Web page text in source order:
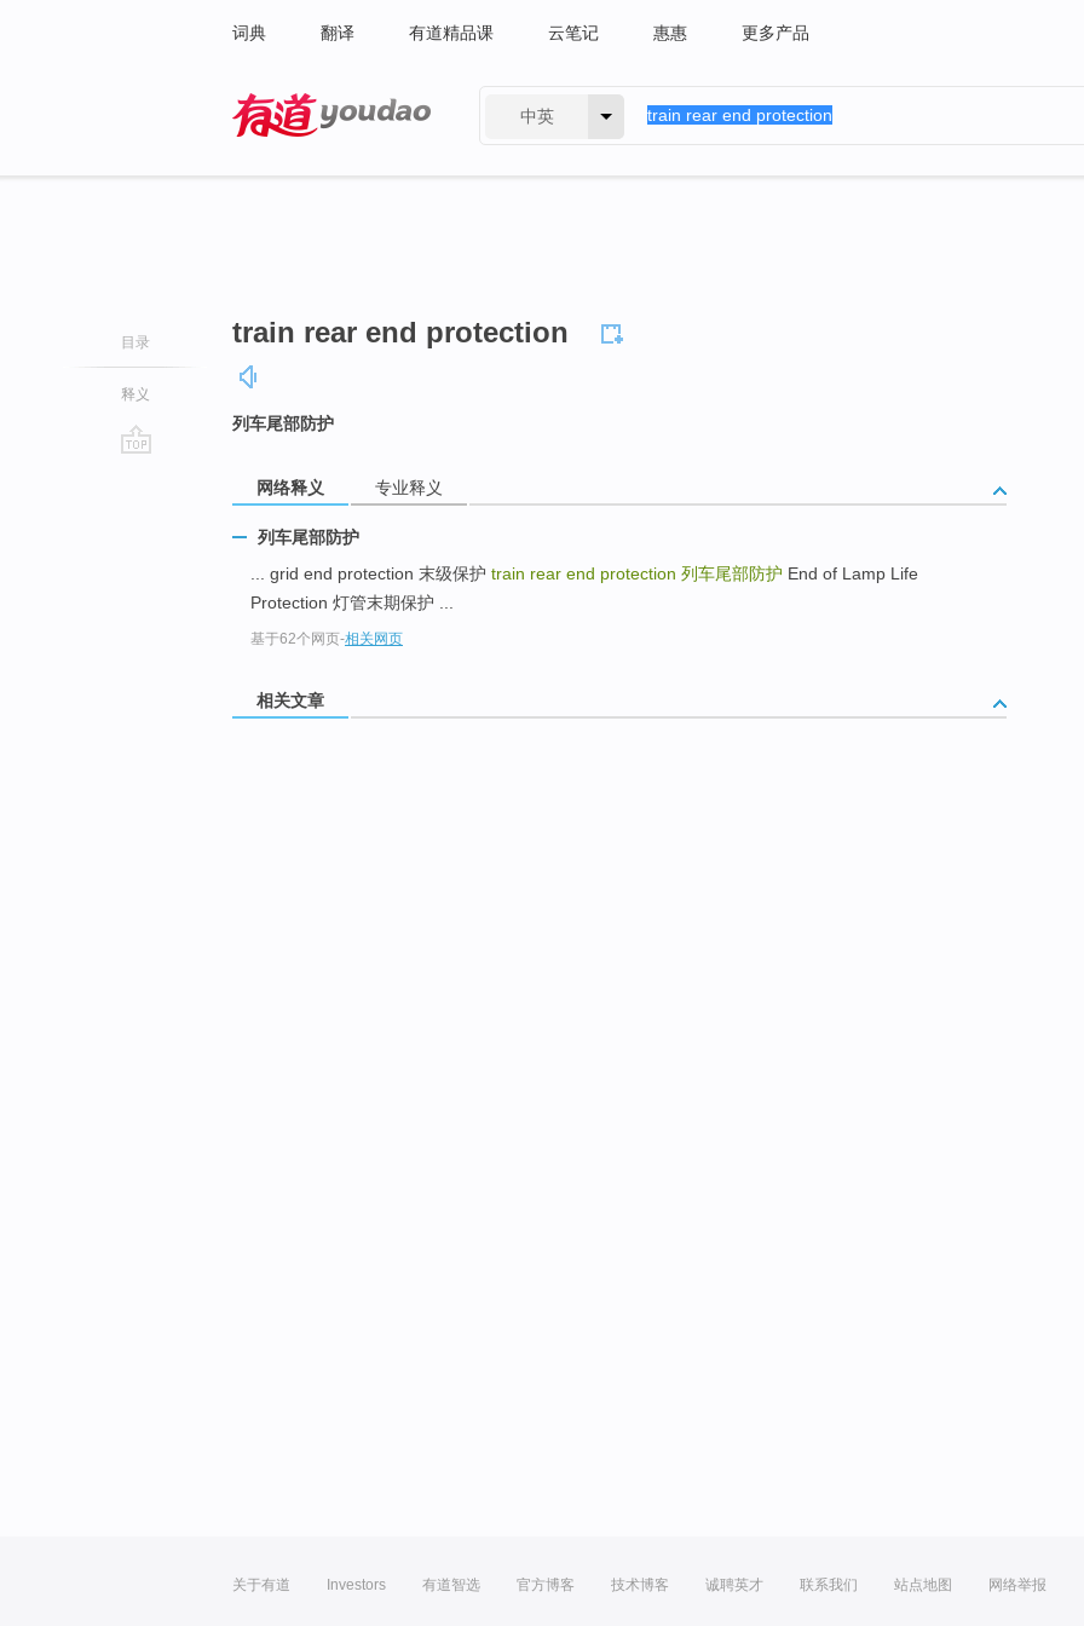
词典 翻译 有道精品课 云笔记 惠惠 更多产品
中英
目录
释义
train rear end protection
列车尾部防护
网络释义 专业释义
列车尾部防护
... grid end protection 末级保护 train rear end protection 列车尾部防护 End of Lamp Life
Protection 灯管末期保护 ...
基于62个网页-相关网页
相关文章
关于有道 Investors 有道智选 官方博客 技术博客 诚聘英才 联系我们 站点地图 网络举报